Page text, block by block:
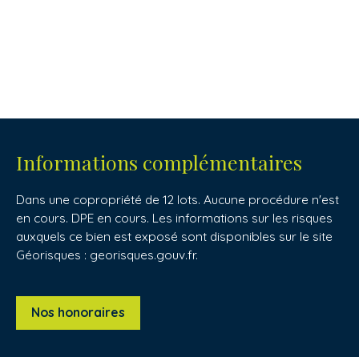
Informations complémentaires
Dans une copropriété de 12 lots. Aucune procédure n'est
en cours. DPE en cours. Les informations sur les risques
auxquels ce bien est exposé sont disponibles sur le site
Géorisques : georisques.gouv.fr.
Nos honoraires